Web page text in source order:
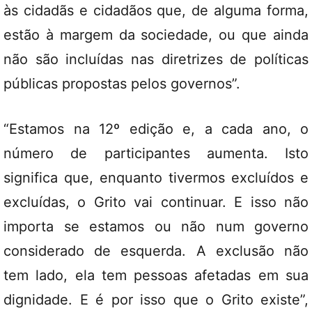
às cidadãs e cidadãos que, de alguma forma,
estão à margem da sociedade, ou que ainda
não são incluídas nas diretrizes de políticas
públicas propostas pelos governos”.
“Estamos na 12º edição e, a cada ano, o
número de participantes aumenta. Isto
significa que, enquanto tivermos excluídos e
excluídas, o Grito vai continuar. E isso não
importa se estamos ou não num governo
considerado de esquerda. A exclusão não
tem lado, ela tem pessoas afetadas em sua
dignidade. E é por isso que o Grito existe”,